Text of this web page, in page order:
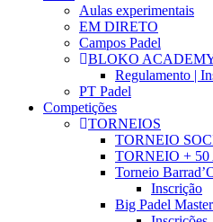
Aulas experimentais
EM DIRETO
Campos Padel
BLOKO
Regulamento |
PT Padel
Competições
TORNEIOS
TORNEIO
TORNEIO + 50
Torneio
Inscrição
Big Padel Master